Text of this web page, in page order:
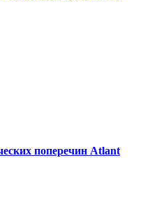
поперечин Atlant